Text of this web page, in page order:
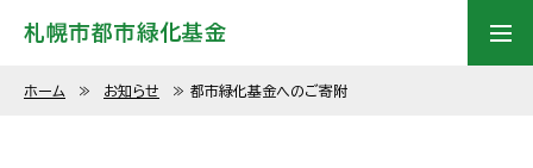
札幌市都市緑化基金
ホーム ≫ お知らせ ≫ 都市緑化基金へのご寄附